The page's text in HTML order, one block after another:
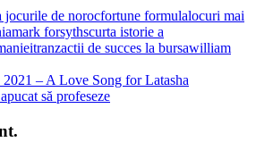
jocurile de norocfortune formulalocuri mai
mark forsythscurta istorie a
tranzactii de succes la bursawilliam
– A Love Song for Latasha
să profeseze